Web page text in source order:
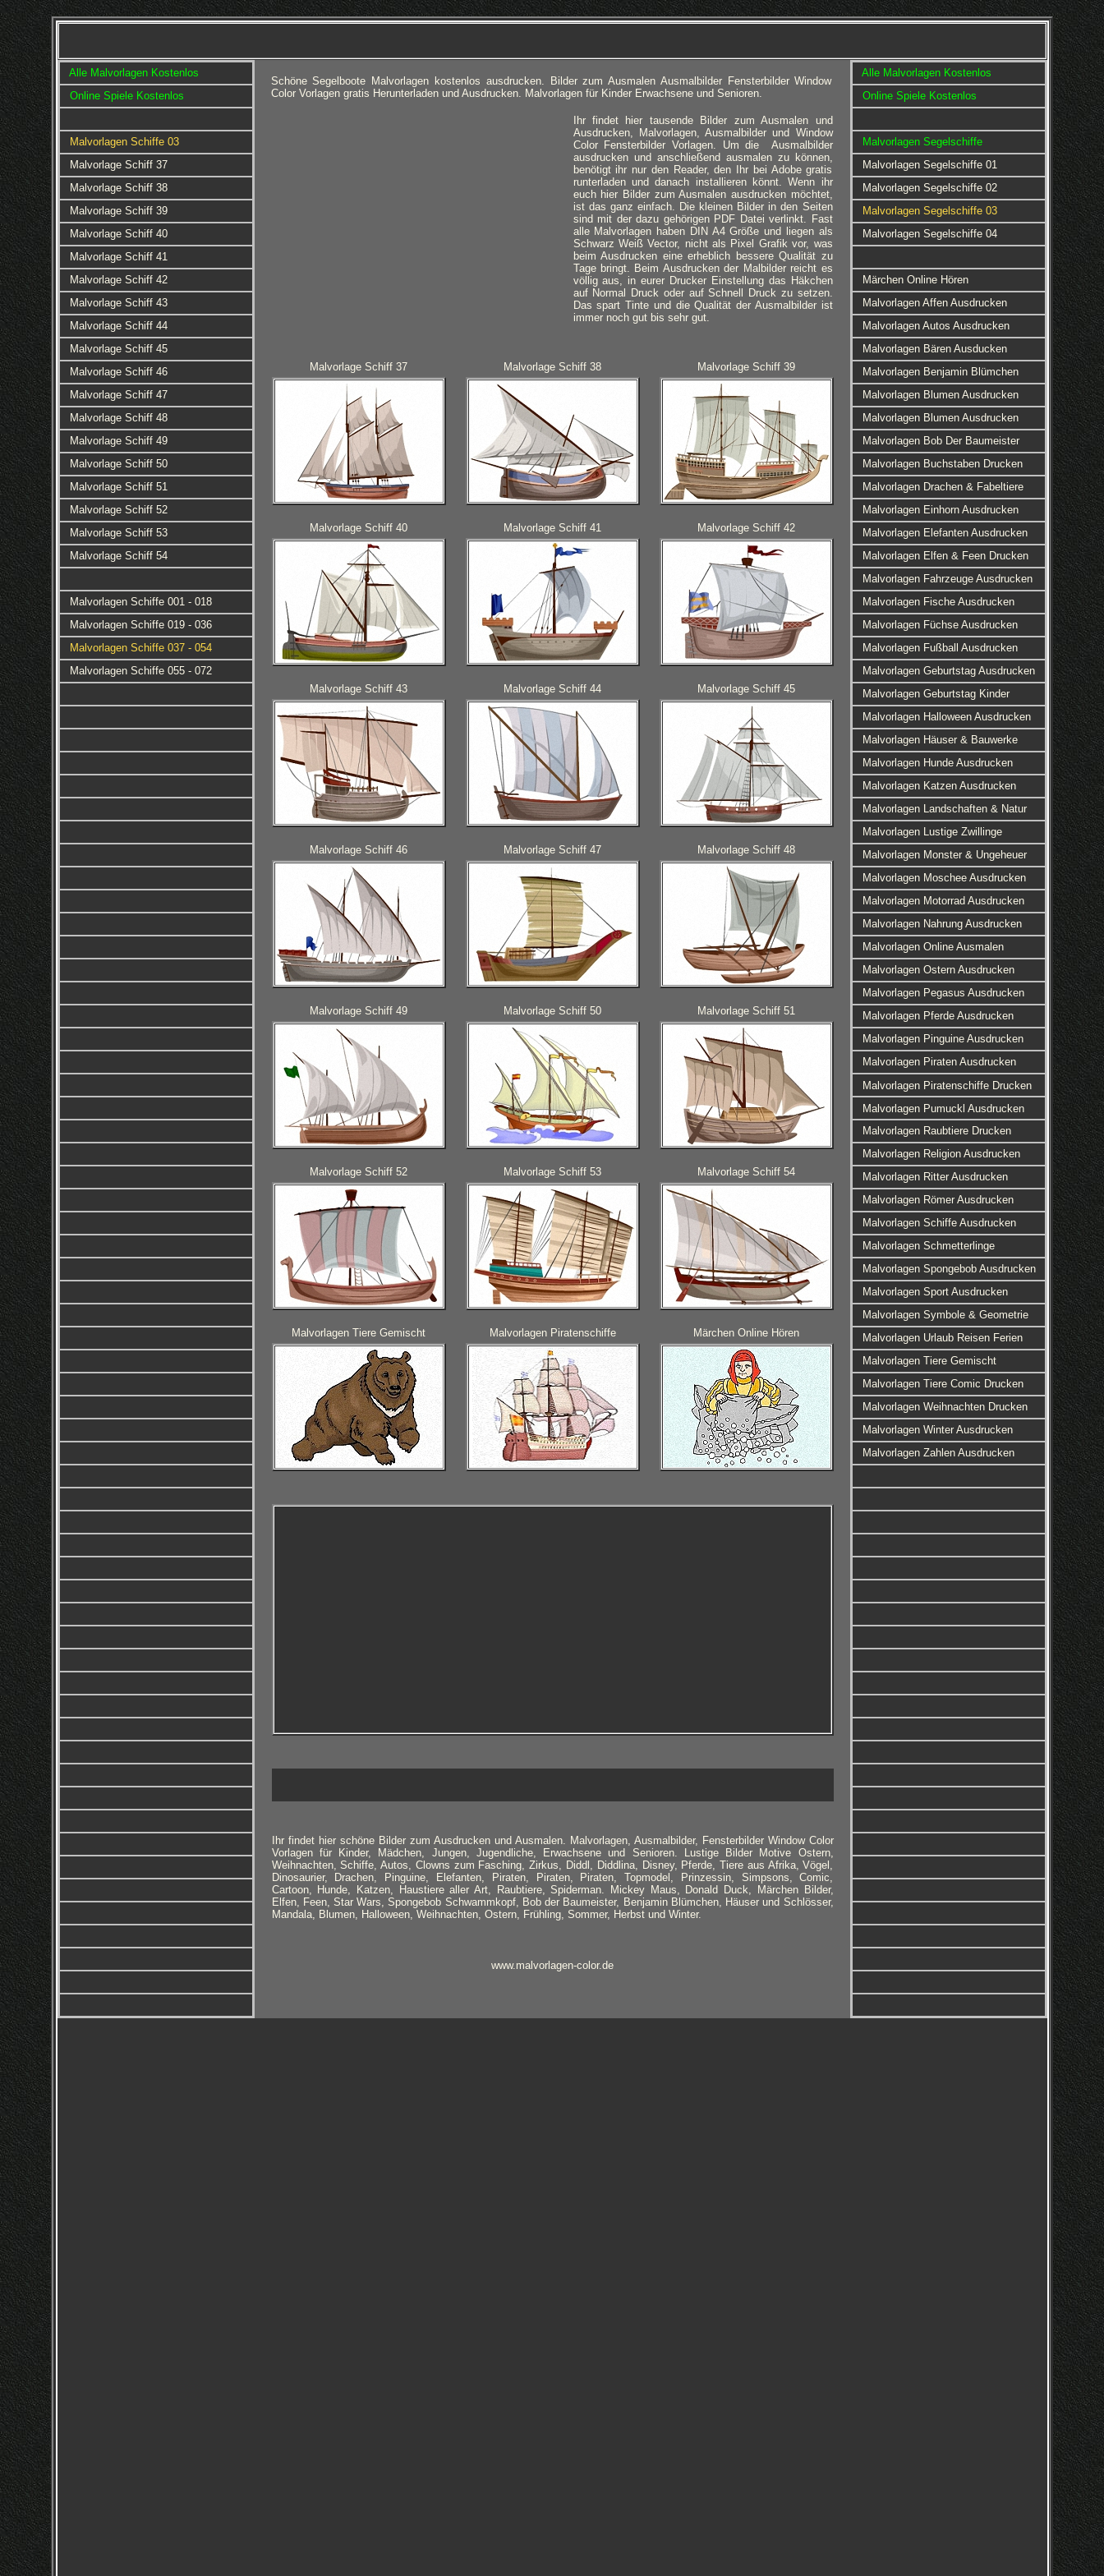
Alle Malvorlagen Kostenlos
Online Spiele Kostenlos
Malvorlagen Schiffe 03
Malvorlage Schiff 37
Malvorlage Schiff 38
Malvorlage Schiff 39
Malvorlage Schiff 40
Malvorlage Schiff 41
Malvorlage Schiff 42
Malvorlage Schiff 43
Malvorlage Schiff 44
Malvorlage Schiff 45
Malvorlage Schiff 46
Malvorlage Schiff 47
Malvorlage Schiff 48
Malvorlage Schiff 49
Malvorlage Schiff 50
Malvorlage Schiff 51
Malvorlage Schiff 52
Malvorlage Schiff 53
Malvorlage Schiff 54
Malvorlagen Schiffe 001 - 018
Malvorlagen Schiffe 019 - 036
Malvorlagen Schiffe 037 - 054
Malvorlagen Schiffe 055 - 072
Schöne Segelboote Malvorlagen kostenlos ausdrucken. Bilder zum Ausmalen Ausmalbilder Fensterbilder Window
Color Vorlagen gratis Herunterladen und Ausdrucken. Malvorlagen für Kinder Erwachsene und Senioren.
Ihr findet hier tausende Bilder zum Ausmalen und
Ausdrucken, Malvorlagen, Ausmalbilder und Window
Color Fensterbilder Vorlagen. Um die Ausmalbilder
ausdrucken und anschließend ausmalen zu können,
benötigt ihr nur den Reader, den Ihr bei Adobe gratis
runterladen und danach installieren könnt. Wenn ihr
euch hier Bilder zum Ausmalen ausdrucken möchtet,
ist das ganz einfach. Die kleinen Bilder in den Seiten
sind mit der dazu gehörigen PDF Datei verlinkt. Fast
alle Malvorlagen haben DIN A4 Größe und liegen als
Schwarz Weiß Vector, nicht als Pixel Grafik vor, was
beim Ausdrucken eine erheblich bessere Qualität zu
Tage bringt. Beim Ausdrucken der Malbilder reicht es
völlig aus, in eurer Drucker Einstellung das Häkchen
auf Normal Druck oder auf Schnell Druck zu setzen.
Das spart Tinte und die Qualität der Ausmalbilder ist
immer noch gut bis sehr gut.
Malvorlage Schiff 37 Malvorlage Schiff 38 Malvorlage Schiff 39
Malvorlage Schiff 40 Malvorlage Schiff 41 Malvorlage Schiff 42
Malvorlage Schiff 43 Malvorlage Schiff 44 Malvorlage Schiff 45
Malvorlage Schiff 46 Malvorlage Schiff 47 Malvorlage Schiff 48
Malvorlage Schiff 49 Malvorlage Schiff 50 Malvorlage Schiff 51
Malvorlage Schiff 52 Malvorlage Schiff 53 Malvorlage Schiff 54
Malvorlagen Tiere Gemischt Malvorlagen Piratenschiffe Märchen Online Hören
Ihr findet hier schöne Bilder zum Ausdrucken und Ausmalen. Malvorlagen, Ausmalbilder, Fensterbilder Window Color
Vorlagen für Kinder, Mädchen, Jungen, Jugendliche, Erwachsene und Senioren. Lustige Bilder Motive Ostern,
Weihnachten, Schiffe, Autos, Clowns zum Fasching, Zirkus, Diddl, Diddlina, Disney, Pferde, Tiere aus Afrika, Vögel,
Dinosaurier, Drachen, Pinguine, Elefanten, Piraten, Piraten, Piraten, Topmodel, Prinzessin, Simpsons, Comic,
Cartoon, Hunde, Katzen, Haustiere aller Art, Raubtiere, Spiderman. Mickey Maus, Donald Duck, Märchen Bilder,
Elfen, Feen, Star Wars, Spongebob Schwammkopf, Bob der Baumeister, Benjamin Blümchen, Häuser und Schlösser,
Mandala, Blumen, Halloween, Weihnachten, Ostern, Frühling, Sommer, Herbst und Winter.
www.malvorlagen-color.de
Alle Malvorlagen Kostenlos
Online Spiele Kostenlos
Malvorlagen Segelschiffe
Malvorlagen Segelschiffe 01
Malvorlagen Segelschiffe 02
Malvorlagen Segelschiffe 03
Malvorlagen Segelschiffe 04
Märchen Online Hören
Malvorlagen Affen Ausdrucken
Malvorlagen Autos Ausdrucken
Malvorlagen Bären Ausducken
Malvorlagen Benjamin Blümchen
Malvorlagen Blumen Ausdrucken
Malvorlagen Blumen Ausdrucken
Malvorlagen Bob Der Baumeister
Malvorlagen Buchstaben Drucken
Malvorlagen Drachen & Fabeltiere
Malvorlagen Einhorn Ausdrucken
Malvorlagen Elefanten Ausdrucken
Malvorlagen Elfen & Feen Drucken
Malvorlagen Fahrzeuge Ausdrucken
Malvorlagen Fische Ausdrucken
Malvorlagen Füchse Ausdrucken
Malvorlagen Fußball Ausdrucken
Malvorlagen Geburtstag Ausdrucken
Malvorlagen Geburtstag Kinder
Malvorlagen Halloween Ausdrucken
Malvorlagen Häuser & Bauwerke
Malvorlagen Hunde Ausdrucken
Malvorlagen Katzen Ausdrucken
Malvorlagen Landschaften & Natur
Malvorlagen Lustige Zwillinge
Malvorlagen Monster & Ungeheuer
Malvorlagen Moschee Ausdrucken
Malvorlagen Motorrad Ausdrucken
Malvorlagen Nahrung Ausdrucken
Malvorlagen Online Ausmalen
Malvorlagen Ostern Ausdrucken
Malvorlagen Pegasus Ausdrucken
Malvorlagen Pferde Ausdrucken
Malvorlagen Pinguine Ausdrucken
Malvorlagen Piraten Ausdrucken
Malvorlagen Piratenschiffe Drucken
Malvorlagen Pumuckl Ausdrucken
Malvorlagen Raubtiere Drucken
Malvorlagen Religion Ausdrucken
Malvorlagen Ritter Ausdrucken
Malvorlagen Römer Ausdrucken
Malvorlagen Schiffe Ausdrucken
Malvorlagen Schmetterlinge
Malvorlagen Spongebob Ausdrucken
Malvorlagen Sport Ausdrucken
Malvorlagen Symbole & Geometrie
Malvorlagen Urlaub Reisen Ferien
Malvorlagen Tiere Gemischt
Malvorlagen Tiere Comic Drucken
Malvorlagen Weihnachten Drucken
Malvorlagen Winter Ausdrucken
Malvorlagen Zahlen Ausdrucken